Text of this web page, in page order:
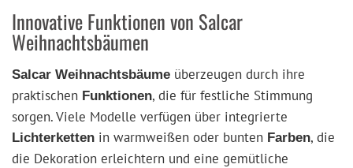
Innovative Funktionen von Salcar
Weihnachtsbäumen
Salcar Weihnachtsbäume überzeugen durch ihre
praktischen Funktionen, die für festliche Stimmung
sorgen. Viele Modelle verfügen über integrierte
Lichterketten in warmweißen oder bunten Farben, die
die Dekoration erleichtern und eine gemütliche